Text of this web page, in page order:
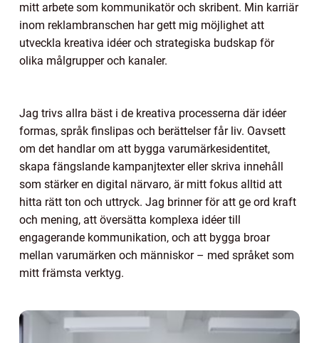
mitt arbete som kommunikatör och skribent. Min karriär
inom reklambranschen har gett mig möjlighet att
utveckla kreativa idéer och strategiska budskap för
olika målgrupper och kanaler.
Jag trivs allra bäst i de kreativa processerna där idéer
formas, språk finslipas och berättelser får liv. Oavsett
om det handlar om att bygga varumärkesidentitet,
skapa fängslande kampanjtexter eller skriva innehåll
som stärker en digital närvaro, är mitt fokus alltid att
hitta rätt ton och uttryck. Jag brinner för att ge ord kraft
och mening, att översätta komplexa idéer till
engagerande kommunikation, och att bygga broar
mellan varumärken och människor – med språket som
mitt främsta verktyg.